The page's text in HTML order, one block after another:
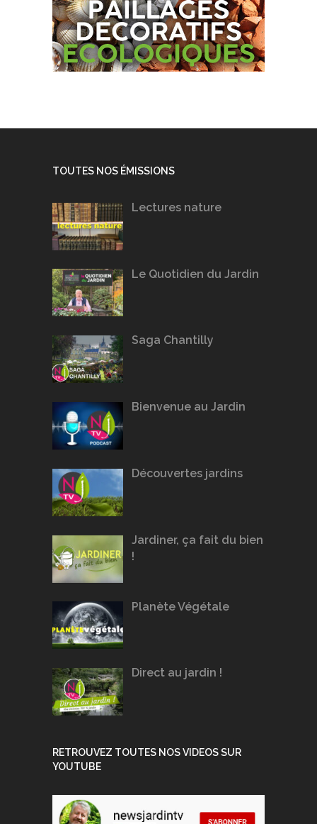
TOUTES NOS ÉMISSIONS
Lectures nature
Le Quotidien du Jardin
Saga Chantilly
Bienvenue au Jardin
Découvertes jardins
Jardiner, ça fait du bien
!
Planète Végétale
Direct au jardin !
RETROUVEZ TOUTES NOS VIDEOS SUR
YOUTUBE